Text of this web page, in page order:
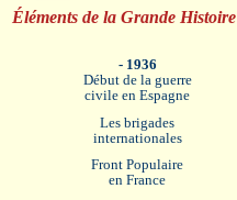
Éléments de la Grande Histoire
- 1936
Début de la guerre
civile en Espagne
Les brigades
internationales
Front Populaire
en France